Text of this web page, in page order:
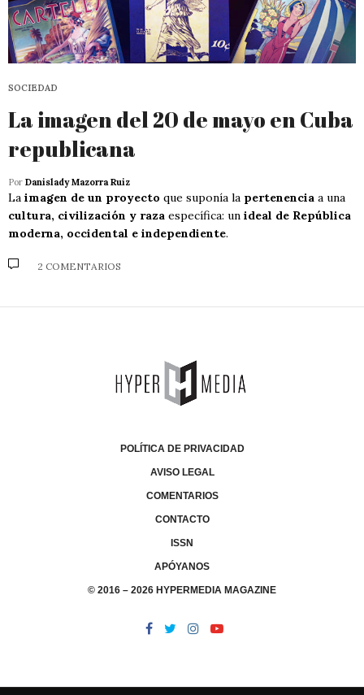
SOCIEDAD
La imagen del 20 de mayo en Cuba
republicana
Por Danislady Mazorra Ruiz
La imagen de un proyecto que suponía la pertenencia a una
cultura, civilización y raza específica: un ideal de República
moderna, occidental e independiente.
2 COMENTARIOS
POLÍTICA DE PRIVACIDAD
AVISO LEGAL
COMENTARIOS
CONTACTO
ISSN
APÓYANOS
© 2016 – 2026 HYPERMEDIA MAGAZINE